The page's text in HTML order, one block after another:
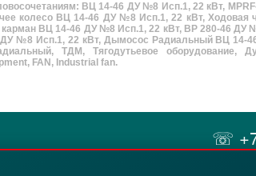
ВЦ 14-46 ДУ №8 Исп.1, 22 кВт, MPRF-
колесо ВЦ 14-46 ДУ №8 Исп.1, 22 кВт,
ВЦ 14-46 ДУ №8 Исп.1, 22 кВт, ВР 280-46 ДУ
№8 Исп.1, 22 кВт, Дымосос Радиальный ВЦ 14-
ТДМ, Тягодутьевое оборудование,
FAN, Industrial fan.
☏ +7